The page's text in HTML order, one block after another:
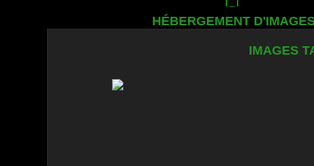
HÉBERGEMENT
IMAGES